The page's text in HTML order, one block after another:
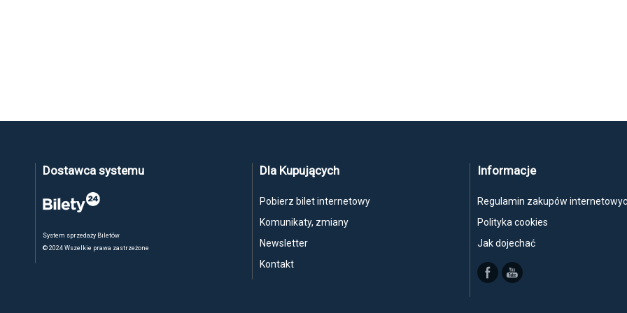
Dostawca systemu
System sprzedaży Biletów
© 2024 Wszelkie prawa zastrzeżone
Dla Kupujących
Pobierz bilet internetowy
Komunikaty, zmiany
Newsletter
Kontakt
Informacje
Regulamin zakupów
Polityka cookies
Jak dojechać